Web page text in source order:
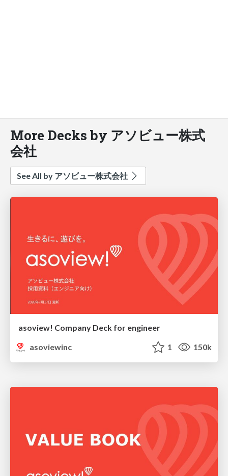
More Decks by アソビュー株式
会社
See All by アソビュー株式会社
asoview! Company Deck for engineer
asoviewinc
1 150k